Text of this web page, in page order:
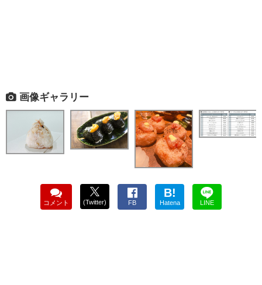
画像ギャラリー
コメント (Twitter) FB
B!
Hatena LINE